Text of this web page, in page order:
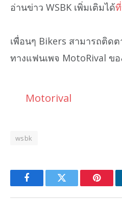
อ่านข่าว WSBK เพิ่มเติมได้
เพื่อนๆ Bikers สามารถติด
ทางแฟนเพจ MotoRival ขอ
Motorival
wsbk
FacebookTwitter